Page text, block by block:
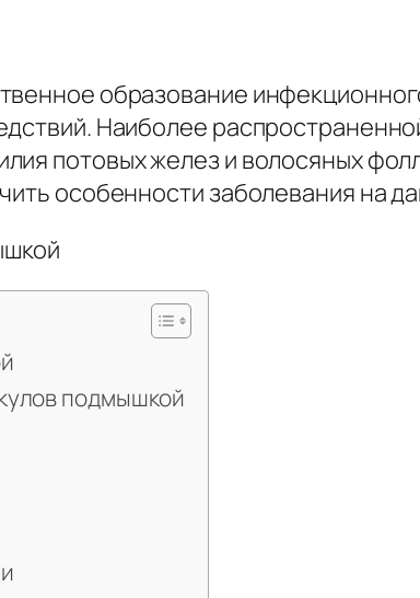
образование
Наиболее
потовых желез и волосяных
особенности заболевания на
подмышкой